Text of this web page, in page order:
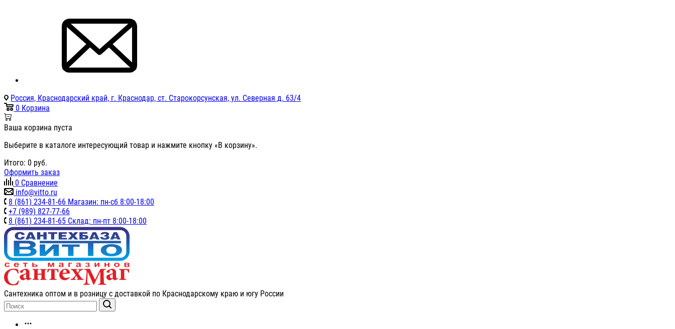
Россия, Краснодарский край, г. Краснодар, ст. Старокорсунская, ул. Северная д. 63/4
0 Корзина
Ваша корзина пуста
Выберите в каталоге интересующий товар и нажмите кнопку «В корзину».
Итого: 0 руб.
Оформить заказ
0 Сравнение
info@vitto.ru
8 (861) 234-81-66 Магазин: пн-сб 8:00-18:00
+7 (989) 827-77-66
8 (861) 234-81-65 Склад: пн-пт 8:00-18:00
Сантехника оптом и в розницу с доставкой по Краснодарскому краю и югу России